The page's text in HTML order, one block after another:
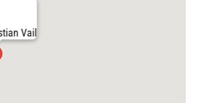
Vail